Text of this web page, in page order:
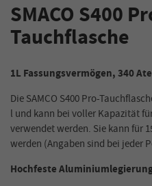
SMACO S400
Tauchflasche
1L Fassungsvermögen, 340
Die SAMCO S400 Pro-
l und kann bei voller Kapazität
verwendet werden. Sie kann für
werden (Angaben sind bei jeder
Hochfeste